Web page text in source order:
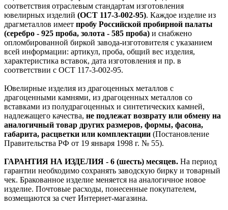
соответствия отраслевым стандартам изготовления
ювелирных изделий (ОСТ 117-3-002-95). Каждое изделие из
драгметаллов имеет пробу Российской пробирной палаты
(серебро - 925 проба, золота - 585 проба) и снабжено
опломбированной биркой завода-изготовителя с указанием
всей информации: артикул, проба, общий вес изделия,
характеристика вставок, дата изготовления и пр. в
соответствии с ОСТ 117-3-002-95.
Ювелирные изделия из драгоценных металлов с
драгоценными камнями, из драгоценных металлов со
вставками из полудрагоценных и синтетических камней,
надлежащего качества, не подлежат возврату или обмену на
аналогичный товар других размеров, формы, фасона,
габарита, расцветки или комплектации (Постановление
Правительства РФ от 19 января 1998 г. № 55).
ГАРАНТИЯ НА ИЗДЕЛИЯ - 6 (шесть) месяцев. На период
гарантии необходимо сохранять заводскую бирку и товарный
чек. Бракованное изделие меняется на аналогичное новое
изделие. Почтовые расходы, понесенные покупателем,
возмещаются за счет Интернет-магазина.